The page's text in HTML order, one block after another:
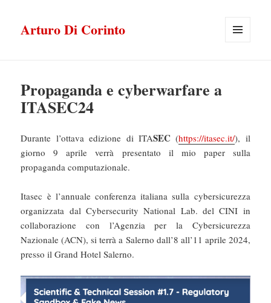
Arturo Di Corinto
Propaganda e cyberwarfare a
ITASEC24
Durante l’ottava edizione di ITASEC (https://itasec.it/), il
giorno 9 aprile verrà presentato il mio paper sulla
propaganda computazionale.
Itasec è l’annuale conferenza italiana sulla cybersicurezza
organizzata dal Cybersecurity National Lab. del CINI in
collaborazione con l’Agenzia per la Cybersicurezza
Nazionale (ACN), si terrà a Salerno dall’8 all’11 aprile 2024,
presso il Grand Hotel Salerno.